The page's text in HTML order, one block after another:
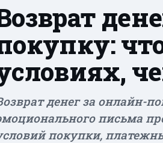
денег за онлайн-
письма
покупки,